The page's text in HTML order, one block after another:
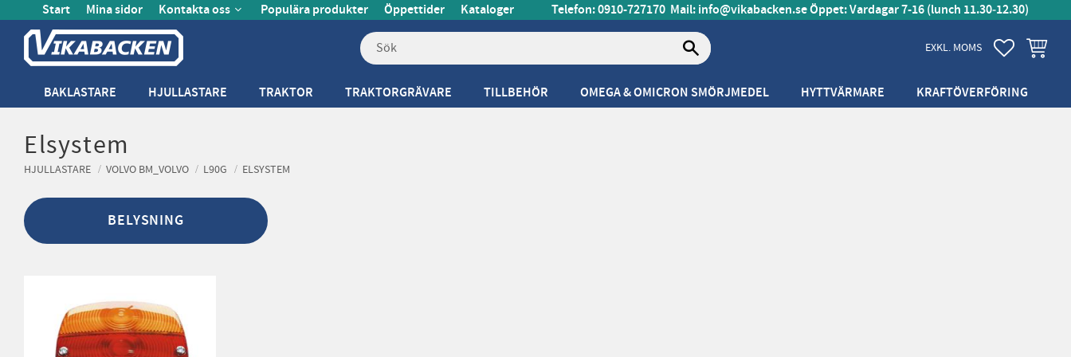
Start Mina sidor Kontakta oss Populära produkter Öppettider Kataloger Telefon: 0910-727170 Mail:info@vikabacken.seÖppet: Vardagar 7-16 (lunch 11.30‑12.30)
EXKL. MOMS FAVORITER
BAKLASTARE HJULLASTARE TRAKTOR TRAKTORGRÄVARE TILLBEHÖR OMEGA & OMICRON SMÖRJMEDEL HYTTVÄRMARE KRAFTÖVERFÖRING
Elsystem
HJULLASTARE VOLVO BM_VOLVO L90G ELSYSTEM
BELYSNING